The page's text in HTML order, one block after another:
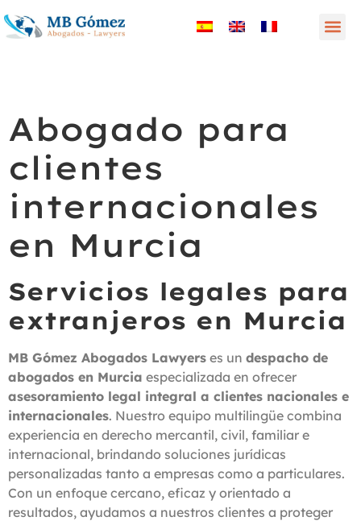
Abogado para
clientes
internacionales
en Murcia
Servicios legales para
extranjeros en Murcia
MB Gómez Abogados Lawyers es un despacho de
abogados en Murcia especializada en ofrecer
asesoramiento legal integral a clientes nacionales e
internacionales. Nuestro equipo multilingüe combina
experiencia en derecho mercantil, civil, familiar e
internacional, brindando soluciones jurídicas
personalizadas tanto a empresas como a particulares.
Con un enfoque cercano, eficaz y orientado a
resultados, ayudamos a nuestros clientes a proteger